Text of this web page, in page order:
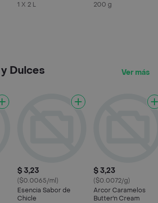
1 X 2 L
200 g
Dulces Ver más
$ 3,23
($0.0065/ml)
Esencia Sabor de
Chicle
$ 3,23
($0.0072/g)
Arcor Caramelos
Butter'n Cream